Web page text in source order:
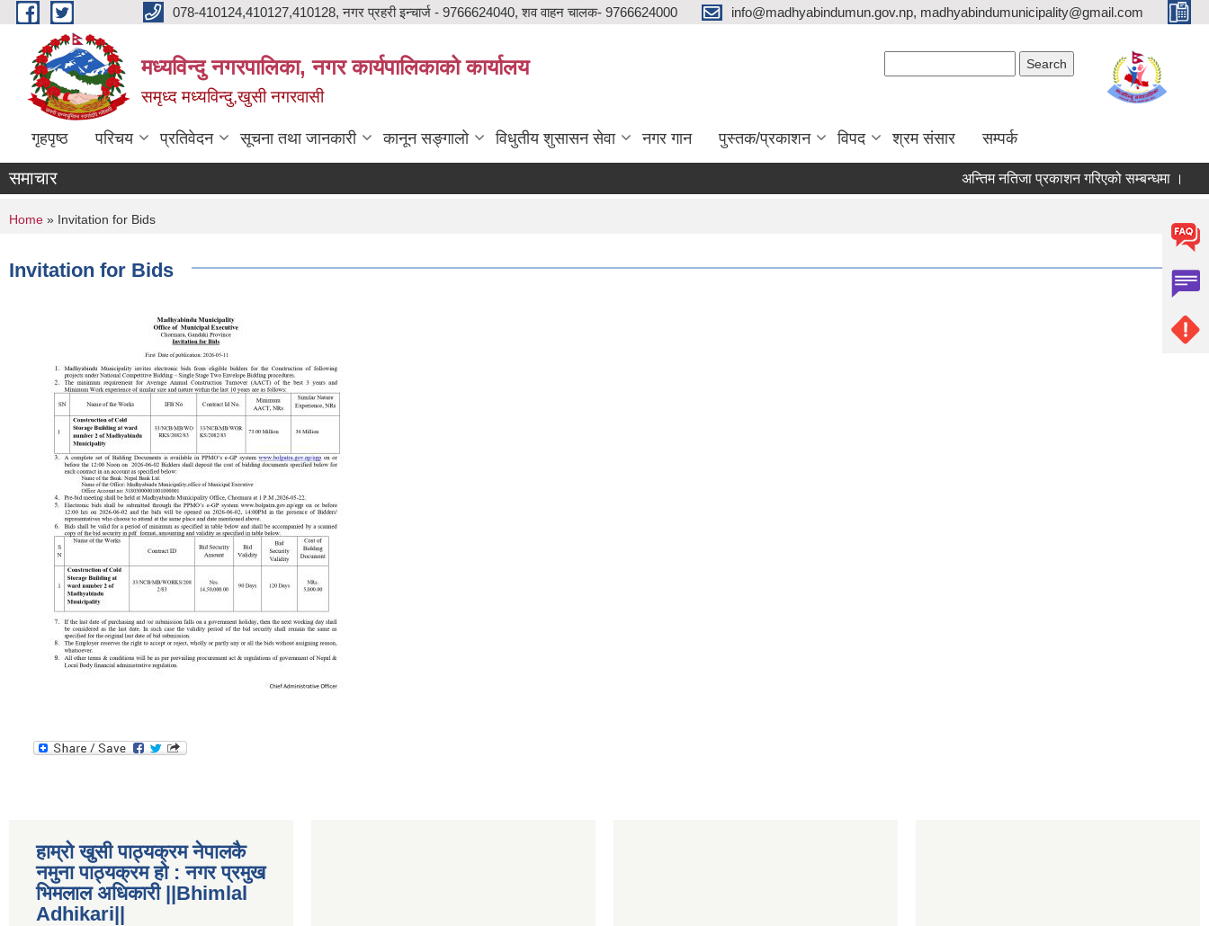
Skip to main content 078-410124,410127,410128, नगर प्रहरी इन्चार्ज - 9766624040, शव वाहन चालक- 9766624000 info@madhyabindumun.gov.np, madhyabindumunicipality@gmail.com
मध्यविन्दु नगरपालिका, नगर कार्यपालिकाको कार्यालय
समृध्द मध्यविन्दु,खुसी नगरवासी
गृहपृष्ठ परिचय प्रतिवेदन सूचना तथा जानकारी कानून सङ्गालो विधुतीय शुसासन सेवा नगर गान पुस्तक/प्रकाशन विपद श्रम संसार सम्पर्क
समाचार अन्तिम नतिजा प्रकाशन गरिएको सम्बन्धमा ।
You are here
Home » Invitation for Bids
Invitation for Bids
हाम्रो खुसी पाठ्यक्रम नेपालकै
नमुना पाठ्यक्रम हो : नगर प्रमुख
भिमलाल अधिकारी ||Bhimlal
Adhikari||